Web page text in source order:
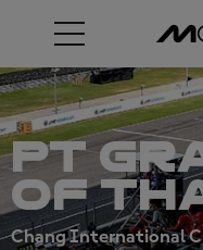
PT
OF
Chang International